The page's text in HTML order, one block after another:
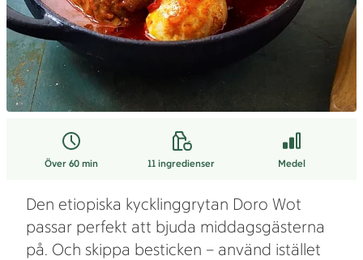
Över 60 min 11ingredienser Medel
Den etiopiska kycklinggrytan Doro Wot
passar perfekt att bjuda middagsgästerna
på. Och skippa besticken – använd istället